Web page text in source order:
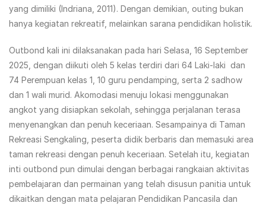
yang dimiliki (Indriana, 2011). Dengan demikian, outing bukan
hanya kegiatan rekreatif, melainkan sarana pendidikan holistik.
Outbond kali ini dilaksanakan pada hari Selasa, 16 September
2025, dengan diikuti oleh 5 kelas terdiri dari 64 Laki-laki dan
74 Perempuan kelas 1, 10 guru pendamping, serta 2 sadhow
dan 1 wali murid. Akomodasi menuju lokasi menggunakan
angkot yang disiapkan sekolah, sehingga perjalanan terasa
menyenangkan dan penuh keceriaan. Sesampainya di Taman
Rekreasi Sengkaling, peserta didik berbaris dan memasuki area
taman rekreasi dengan penuh keceriaan. Setelah itu, kegiatan
inti outbond pun dimulai dengan berbagai rangkaian aktivitas
pembelajaran dan permainan yang telah disusun panitia untuk
dikaitkan dengan mata pelajaran Pendidikan Pancasila dan